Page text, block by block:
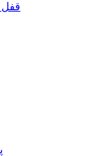
قفل